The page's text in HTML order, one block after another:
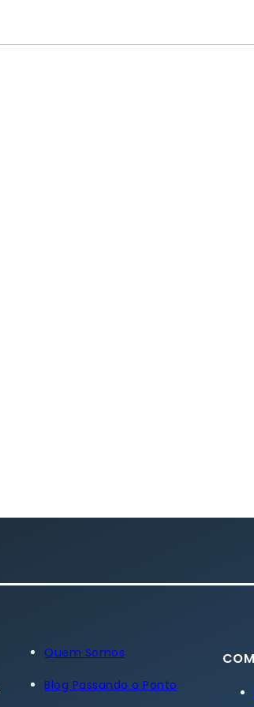
Quem Somos
Blog Passando o Ponto